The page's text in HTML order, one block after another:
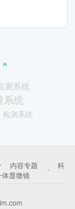
测系统
系统
检测系统
真空冷镶嵌机
内容专题
科
显微镜